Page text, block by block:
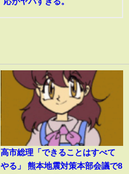
高市総理「できることはすべて
やる」 熊本地震対策本部会議で8